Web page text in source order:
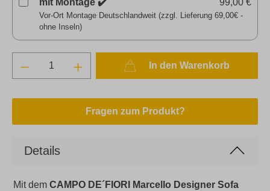
Vor-Ort Montage Deutschlandweit (zzgl. Lieferung 69,00€ -
ohne Inseln)
In den Warenkorb
Fragen zum Produkt?
Details
Mit dem CAMPO DE´FIORI Marcello Designer Sofa